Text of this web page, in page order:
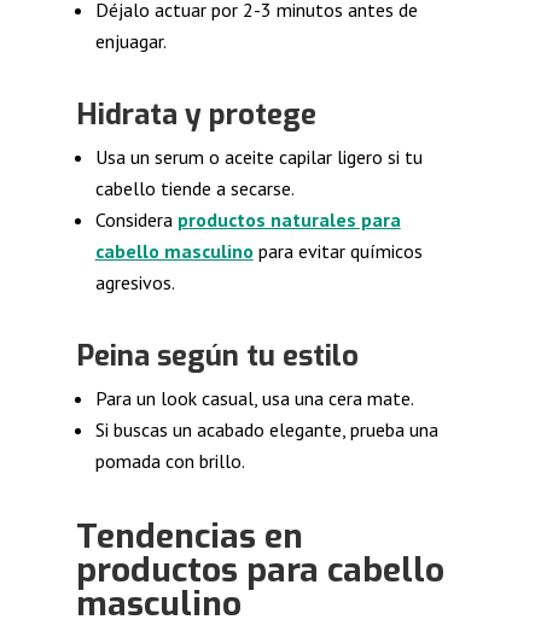
Déjalo actuar por 2-3 minutos antes de
enjuagar.
Hidrata y protege
Usa un serum o aceite capilar ligero si tu
cabello tiende a secarse.
Considera productos naturales para
cabello masculino para evitar químicos
agresivos.
Peina según tu estilo
Para un look casual, usa una cera mate.
Si buscas un acabado elegante, prueba una
pomada con brillo.
Tendencias en
productos para cabello
masculino